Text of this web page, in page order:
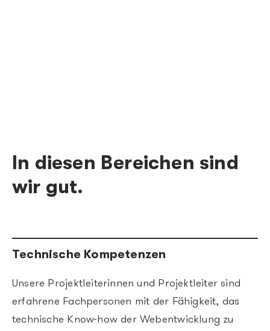
In diesen Bereichen sind
wir gut.
Technische Kompetenzen
Unsere Projektleiterinnen und Projektleiter sind
erfahrene Fachpersonen mit der Fähigkeit, das
technische Know-how der Webentwicklung zu